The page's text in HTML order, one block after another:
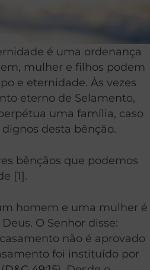
é uma ordenança
mulher e filhos podem
e eternidade. Às vezes
eterno de Selamento,
uma família, caso
desta bênção.
bênçãos que podemos
[1].
homem e uma mulher é
O Senhor disse:
não é aprovado
foi instituído por